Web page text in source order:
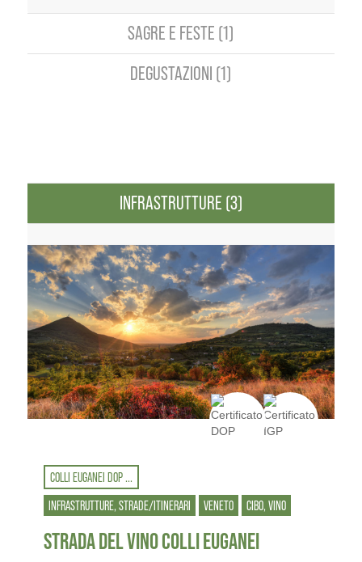
SAGRE E FESTE (1)
DEGUSTAZIONI (1)
INFRASTRUTTURE (3)
COLLI EUGANEI DOP ...
INFRASTRUTTURE, STRADE/ITINERARI
VENETO CIBO, VINO
STRADA DEL VINO COLLI EUGANEI